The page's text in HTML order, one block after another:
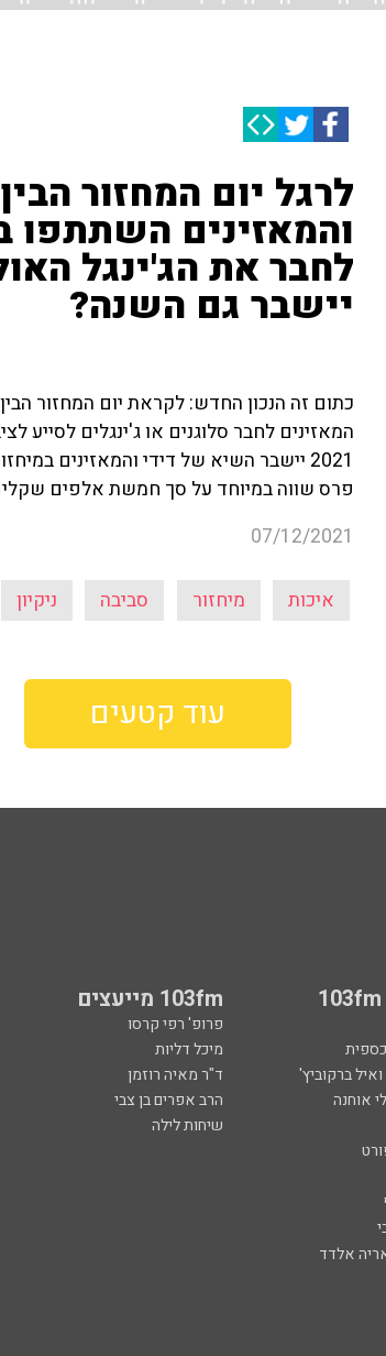
לרגל יום המחזור
והמאזינים השתתפו
לחבר את הג'ינגל
יישבר גם השנה?
כתום זה הנכון החדש: לקראת יום המחזור
המאזינים לחבר סלוגנים או ג'ינגלים
2021 יישבר השיא של דידי והמאזינים
פרס שווה במיוחד על סך חמשת אלפים
07/12/2021
איכות מיחזור סביבה ניקיון
עוד קטעים
103fm מייעצים
פרופ' רפי קרסו
כספית
מיכל דליות
ברקוביץ'
ד"ר מאיה רוזמן
אוחנה
הרב אפרים בן צבי
שיחות לילה
אלדד